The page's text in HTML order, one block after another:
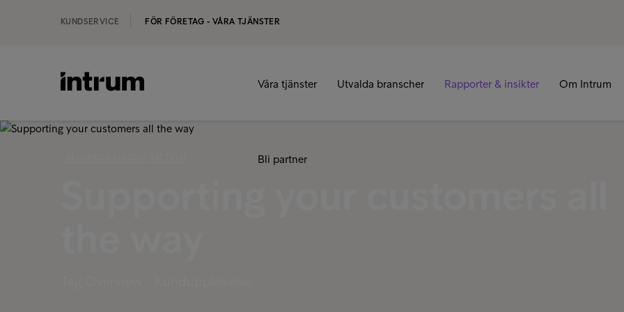
KUNDSERVICE FÖR FÖRETAG - VÅRA TJÄNSTER
Våra tjänster Utvalda branscher Rapporter & insikter Om Intrum
Bli partner